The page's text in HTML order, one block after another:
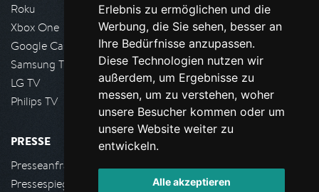
Erlebnis zu ermöglichen und die
Werbung, die Sie sehen, besser an
Ihre Bedürfnisse anzupassen.
Diese Technologien nutzen wir
außerdem, um Ergebnisse zu
messen, um zu verstehen, woher
unsere Besucher kommen oder um
unsere Website weiter zu
entwickeln.
Alle akzeptieren
Roku
Xbox One
Google Cast
Samsung TV
LG TV
Philips TV
PRESSE
Presseanfrage stellen
Pressespiegel